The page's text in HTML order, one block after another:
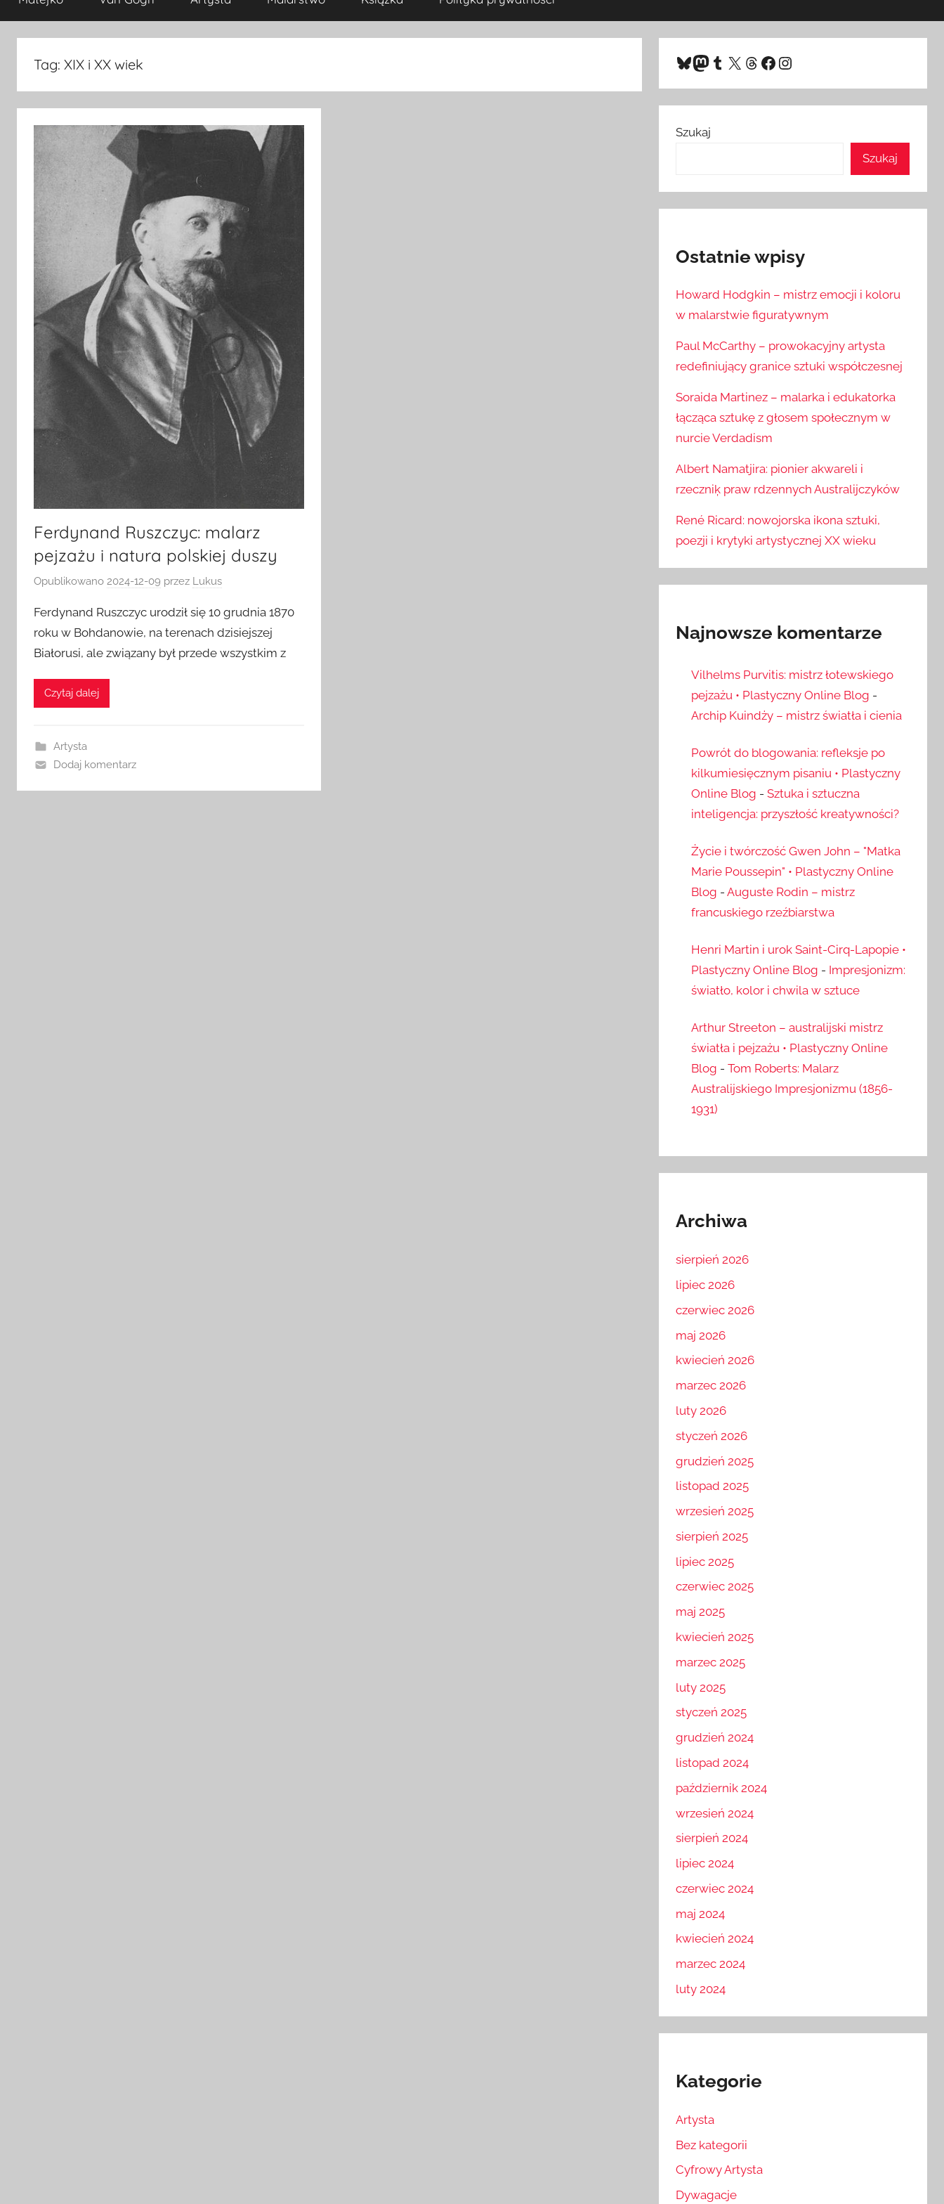
Tag: XIX i XX wiek
Ferdynand Ruszczyc: malarz
pejzażu i natura polskiej duszy
Opublikowano 2024-12-09 przez Lukus
Ferdynand Ruszczyc urodził się 10 grudnia 1870
roku w Bohdanowie, na terenach dzisiejszej
Białorusi, ale związany był przede wszystkim z
Czytaj dalej
Artysta
Dodaj komentarz
Bluesky
Mastodon
Tumblr
X Threads
Facebook
Instagram
Szukaj
Szukaj
Ostatnie wpisy
Howard Hodgkin – mistrz emocji i koloru
w malarstwie figuratywnym
Paul McCarthy – prowokacyjny artysta
redefiniujący granice sztuki współczesnej
Soraida Martinez – malarka i edukatorka
łącząca sztukę z głosem społecznym w
nurcie Verdadism
Albert Namatjira: pionier akwareli i
rzeczniķ praw rdzennych Australijczyków
René Ricard: nowojorska ikona sztuki,
poezji i krytyki artystycznej XX wieku
Najnowsze komentarze
Vilhelms Purvitis: mistrz łotewskiego
pejzażu • Plastyczny Online Blog -
Archip Kuindży – mistrz światła i cienia
Powrót do blogowania: refleksje po
kilkumiesięcznym pisaniu • Plastyczny
Online Blog - Sztuka i sztuczna
inteligencja: przyszłość kreatywności?
Życie i twórczość Gwen John – "Matka
Marie Poussepin" • Plastyczny Online
Blog - Auguste Rodin – mistrz
francuskiego rzeźbiarstwa
Henri Martin i urok Saint-Cirq-Lapopie •
Plastyczny Online Blog - Impresjonizm:
światło, kolor i chwila w sztuce
Arthur Streeton – australijski mistrz
światła i pejzażu • Plastyczny Online
Blog - Tom Roberts: Malarz
Australijskiego Impresjonizmu (1856-
1931)
Archiwa
sierpień 2026
lipiec 2026
czerwiec 2026
maj 2026
kwiecień 2026
marzec 2026
luty 2026
styczeń 2026
grudzień 2025
listopad 2025
wrzesień 2025
sierpień 2025
lipiec 2025
czerwiec 2025
maj 2025
kwiecień 2025
marzec 2025
luty 2025
styczeń 2025
grudzień 2024
listopad 2024
październik 2024
wrzesień 2024
sierpień 2024
lipiec 2024
czerwiec 2024
maj 2024
kwiecień 2024
marzec 2024
luty 2024
Kategorie
Artysta
Bez kategorii
Cyfrowy Artysta
Dywagacje